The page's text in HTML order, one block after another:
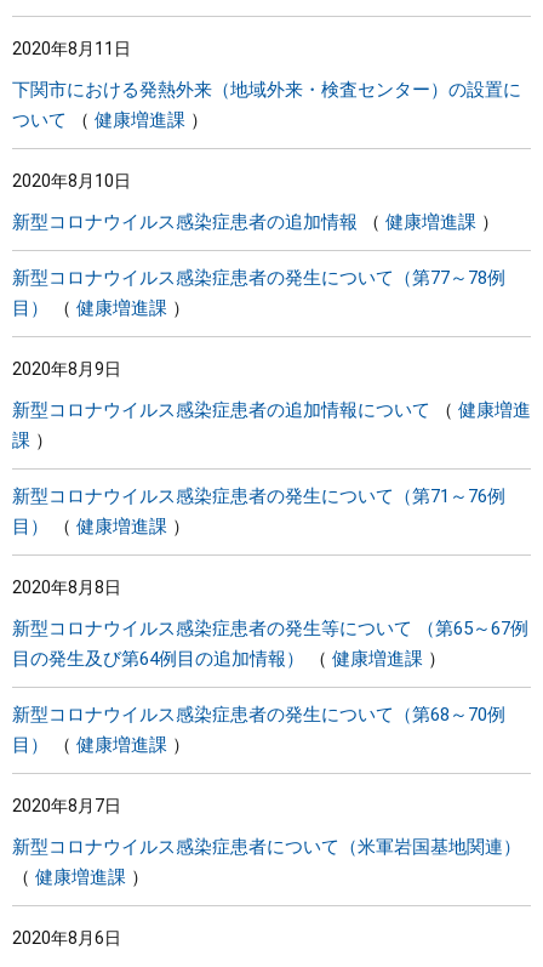
2020年8月11日
下関市における発熱外来（地域外来・検査センター）の設置に
ついて
健康増進課
2020年8月10日
新型コロナウイルス感染症患者の追加情報 健康増進課
新型コロナウイルス感染症患者の発生について（第77～78例
目）
健康増進課
2020年8月9日
新型コロナウイルス感染症患者の追加情報について
健康増進
課
新型コロナウイルス感染症患者の発生について（第71～76例
目）
健康増進課
2020年8月8日
新型コロナウイルス感染症患者の発生等について （第65～67例
目の発生及び第64例目の追加情報）
健康増進課
新型コロナウイルス感染症患者の発生について（第68～70例
目）
健康増進課
2020年8月7日
新型コロナウイルス感染症患者について（米軍岩国基地関連）
健康増進課
2020年8月6日